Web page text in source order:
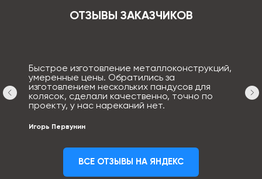
ОТЗЫВЫ ЗАКАЗЧИКОВ
Быстрое изготовление металлоконструкций,
умеренные цены. Обратились за
изготовлением нескольких пандусов для
колясок, сделали качественно, точно по
проекту, у нас нареканий нет.
Игорь Первунин
ВСЕ ОТЗЫВЫ НА ЯНДЕКС